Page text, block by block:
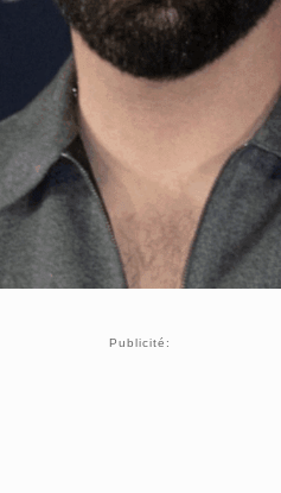
Publicité: